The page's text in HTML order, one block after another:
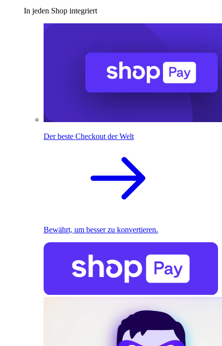
In jeden Shop integriert
Der beste Checkout der Welt
Bewährt, um besser zu konvertieren.